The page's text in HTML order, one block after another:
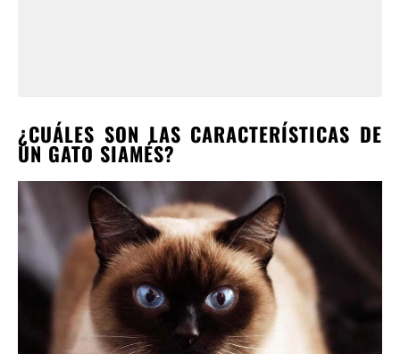
¿CUÁLES SON LAS CARACTERÍSTICAS DE
UN GATO SIAMÉS?